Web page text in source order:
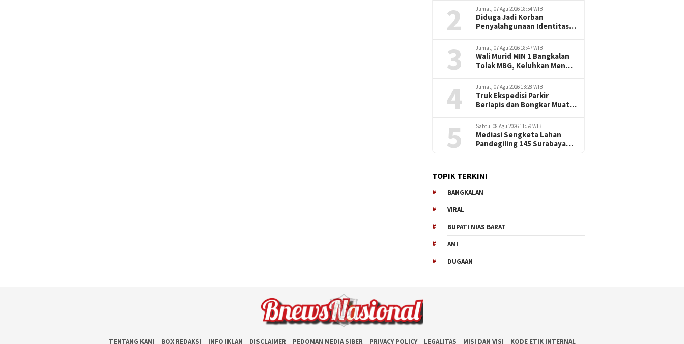
2 Jumat, 07 Agu 2026 18:54 WIB
Diduga Jadi Korban
Penyalahgunaan Identitas,
Tempuh Jalur Hukum
dengan Pendampingan
Redaksi
3 Jumat, 07 Agu 2026 18:47 WIB
Wali Murid MIN 1 Bangkalan
Tolak MBG, Keluhkan Menu
Minim
4 Jumat, 07 Agu 2026 13:28 WIB
Truk Ekspedisi Parkir
Berlapis dan Bongkar Muat
Nyamplungan Surabaya
Dilanda Kemacetan
5 Sabtu, 08 Agu 2026 11:59 WIB
Mediasi Sengketa Lahan
Pandegiling 145 Surabaya
TOPIK TERKINI
BANGKALAN
VIRAL
BUPATI NIAS BARAT
AMI
DUGAAN
TENTANG KAMI BOX REDAKSI INFO IKLAN DISCLAIMER PEDOMAN MEDIA SIBER PRIVACY POLICY LEGALITAS MISI DAN VISI KODE ETIK INTERNAL